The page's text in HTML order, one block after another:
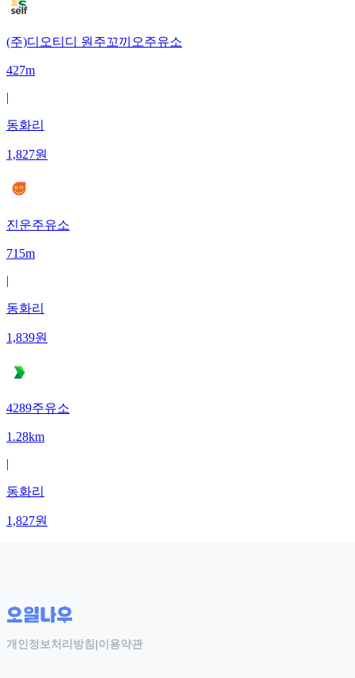
(주)디오티디 원주꼬끼오주유소
427m
|
동화리
1,827원
진운주유소
715m
|
동화리
1,839원
4289주유소
1.28km
|
동화리
1,827원
개인정보처리방침 |이용약관